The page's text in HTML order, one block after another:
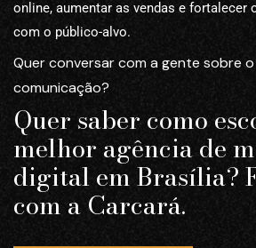
online, aumentar as vendas e fortalecer
com o público-alvo.
Quer conversar com a gente sobre
comunicação?
Quer saber como
melhor agência de
digital em Brasília?
com a Carcará.